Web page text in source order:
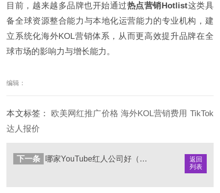
目前，越来越多品牌也开始通过热点营销Hotlist这类具
备全球资源整合能力与本地化运营能力的专业机构，建
立系统化海外KOL营销体系，从而更高效提升品牌在全
球市场的影响力与增长能力。
编辑：
本文标签： 欧美网红推广价格 海外KOL营销费用 TikTok
达人报价
返回
列表
下一条 哪家YouTube红人公司好（海外达人营销机构推荐）